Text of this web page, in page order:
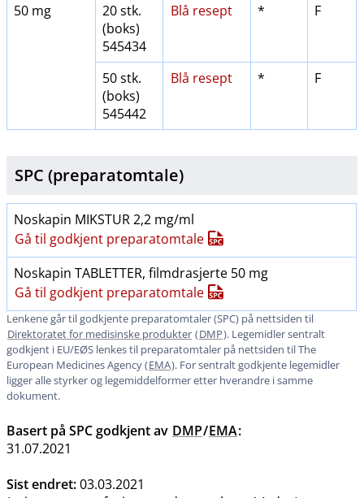
50 mg
20 stk.
(boks)
545434
Blå resept * F
50 stk.
(boks)
545442
Blå resept * F
SPC (preparatomtale)
Noskapin MIKSTUR 2,2 mg/ml
Gå til godkjent preparatomtale
Noskapin TABLETTER, filmdrasjerte 50 mg
Gå til godkjent preparatomtale
Lenkene går til godkjente preparatomtaler (SPC) på nettsiden til
Direktoratet for medisinske produkter (DMP). Legemidler sentralt
godkjent i EU​/​EØS lenkes til preparatomtaler på nettsiden til The
European Medicines Agency (EMA). For sentralt godkjente legemidler
ligger alle styrker og legemiddelformer etter hverandre i samme
dokument.
Basert på SPC godkjent av DMP/EMA:
31.07.2021
Sist endret:03.03.2021